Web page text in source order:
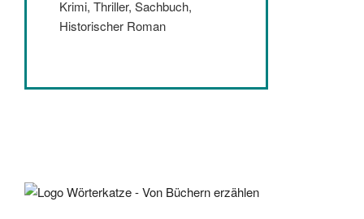
Krimi, Thriller, Sachbuch,
Historischer Roman